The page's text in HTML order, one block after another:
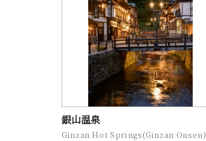
銀山温泉
Ginzan Hot Springs(Ginzan Onsen)